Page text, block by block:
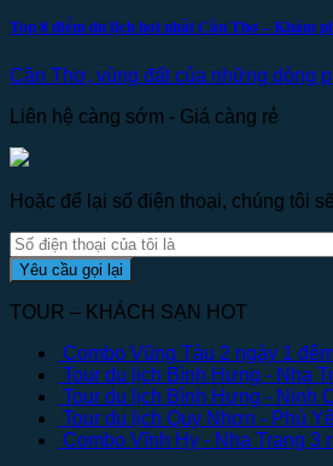
Top 8 điểm du lịch hot nhất Cần Thơ – Khám
Cần Thơ, vùng đất của những dòng
Liên hệ càng sớm - Giá càng rẻ
Hoặc để lại số điện thoại, chúng tôi
TOUR – KHÁCH SẠN HOT
Combo Vũng Tàu 2 ngày 1
Tour du lịch Bình Hưng - Nha
Tour du lịch Bình Hưng - Ninh
Tour du lịch Quy Nhơn - Phú
Combo Vĩnh Hy - Nha Trang 3